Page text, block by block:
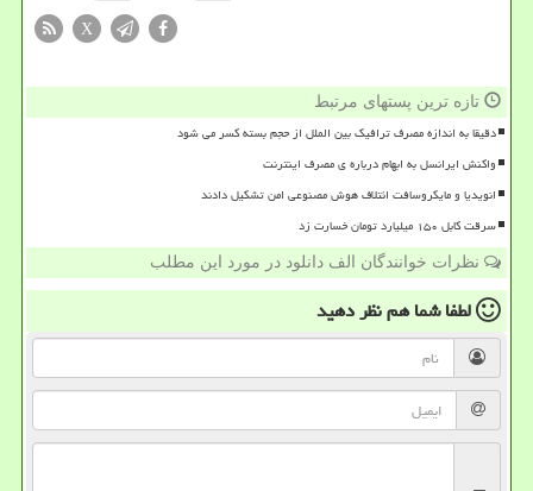
X
تازه ترین پستهای مرتبط
دقیقا به اندازه مصرف ترافیک بین الملل از حجم بسته کسر می شود
واکنش ایرانسل به ابهام درباره ی مصرف اینترنت
انویدیا و مایکروسافت ائتلاف هوش مصنوعی امن تشکیل دادند
سرقت کابل ۱۵۰ میلیارد تومان خسارت زد
نظرات خوانندگان الف دانلود در مورد این مطلب
لطفا شما همنظر دهید